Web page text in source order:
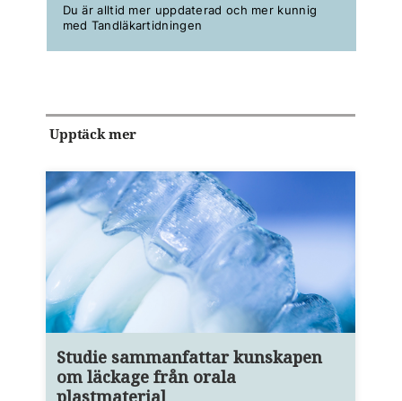
Du är alltid mer uppdaterad och mer kunnig
med Tandläkartidningen
Upptäck mer
Studie sammanfattar kunskapen
om läckage från orala
plastmaterial